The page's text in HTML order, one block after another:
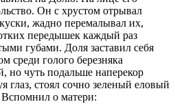
Он с хрустом отрывал
жадно перемалывал их,
передышек каждый раз
губами. Доля заставил себя
среди голого березняка
но чуть подальше наперекор
глаз, стоял сочно зеленый еловый
Вспомнил о матери: